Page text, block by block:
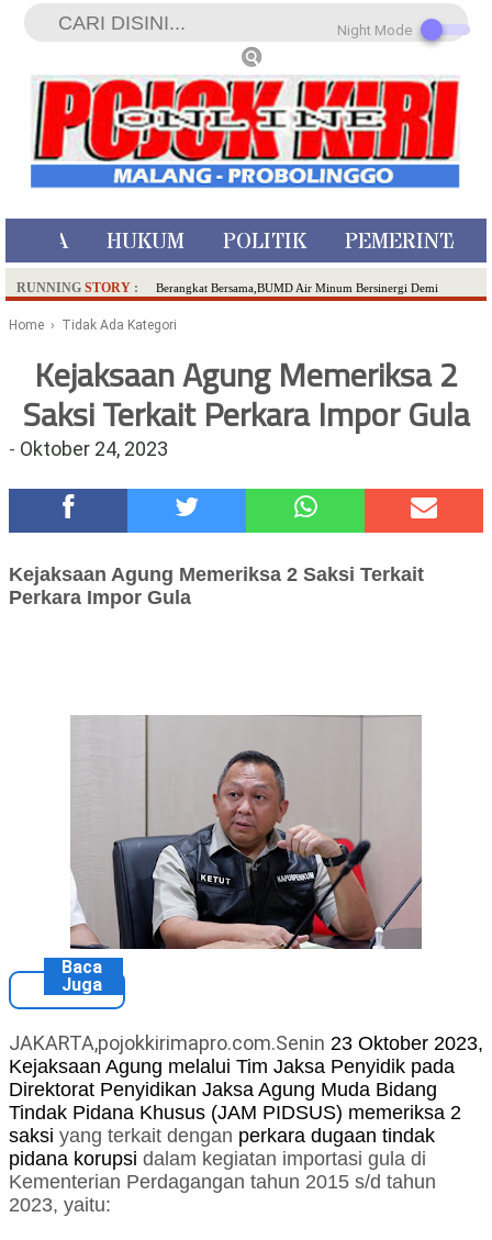
HUKUM POLITIK
RUNNING STORY : Berangkat Bersama,BUMD Air Minum Bersinergi Demi
Ditangkap di Kediri,Satu Buron
SDN Sumberejo 02 Kota Batu Kembangkan Program Inovasi
Literasi Melalui LASKAR JODA, Usung Filosofi Gelar Sehelai
Tikar
Hadirkan Tujuh Sapta Pesona Wisata di Amfiteater, Mikutopia
Buka Rekrutmen Karyawan,Berikut Kualifikasinya
Bersama Petani
Kapolres Cup 9 Ball Tournament,Gandeng Carabao Bistro &
Pool Batu HQ Total Hadiah Rp 5 Juta
DKD PERADI Malang Jatuhkan Putusan Pelanggaran Kode Etik
Advokat, Abd. Aziz Divonis Bersalah
Home › Tidak Ada Kategori
Kejaksaan Agung Memeriksa 2
Saksi Terkait Perkara Impor Gula
- Oktober 24, 2023
Kejaksaan Agung Memeriksa 2 Saksi Terkait
Perkara Impor Gula
Baca
Juga
JAKARTA,pojokkirimapro.com.Senin 23 Oktober 2023,
Kejaksaan Agung melalui Tim Jaksa Penyidik pada
Direktorat Penyidikan Jaksa Agung Muda Bidang
Tindak Pidana Khusus (JAM PIDSUS) memeriksa 2
saksi yang terkait dengan perkara dugaan tindak
pidana korupsi dalam kegiatan importasi gula di
Kementerian Perdagangan tahun 2015 s/d tahun
2023, yaitu:
Night Mode